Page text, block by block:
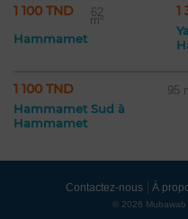
1 100 TND 62
m²
Hammamet
1
1 100 TND 95
Hammamet Sud à
Hammamet
Contactez-nous À
© 2026 Mubawab